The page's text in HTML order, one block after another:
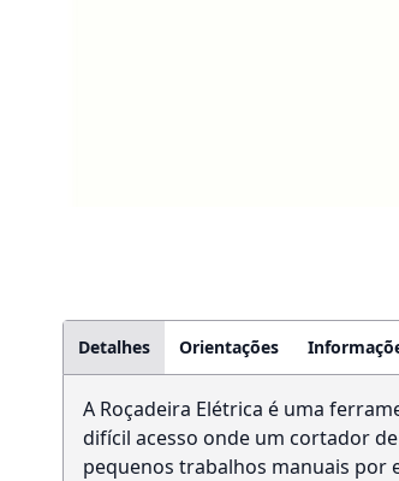
Detalhes Orientações
A Roçadeira Elétrica é uma
difícil acesso onde um cortador
pequenos trabalhos manuais por